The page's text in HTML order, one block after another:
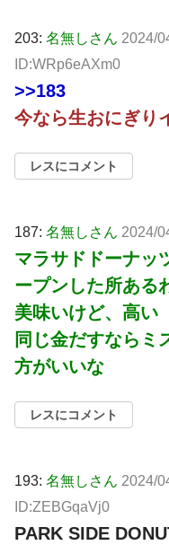
203: 名無しさん 2024/
ID:WRp6eAXm0
>>183
今なら生おにぎり
レスにコメント
187: 名無しさん 2024/
マラサドドーナッ
ープンした所ある
美味いけど、高い
同じ金だすならミ
方がいいな
レスにコメント
193: 名無しさん 2024/
ID:ZEBGqaVj0
PARK SIDE